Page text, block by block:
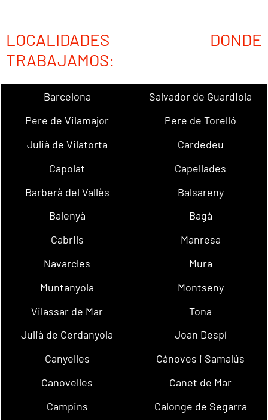
LOCALIDADES DONDE
TRABAJAMOS:
Barcelona
Salvador de Guardiola
Pere de Vilamajor
Pere de Torelló
Julià de Vilatorta
Cardedeu
Capolat
Capellades
Barberà del Vallès
Balsareny
Balenyà
Bagà
Cabrils
Manresa
Navarcles
Mura
Muntanyola
Montseny
Vilassar de Mar
Tona
Julià de Cerdanyola
Joan Despí
Canyelles
Cànoves i Samalús
Canovelles
Canet de Mar
Campins
Calonge de Segarra